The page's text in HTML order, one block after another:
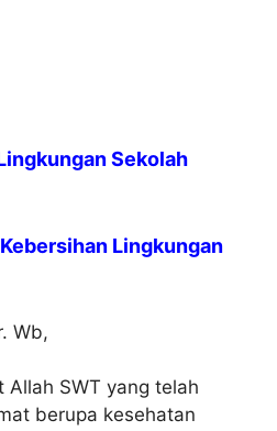
Sekolah
Lingkungan
Wb,
Allah SWT yang telah
berupa kesehatan